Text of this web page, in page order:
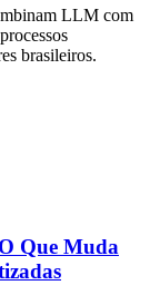
LLM com
brasileiros.
Que Muda